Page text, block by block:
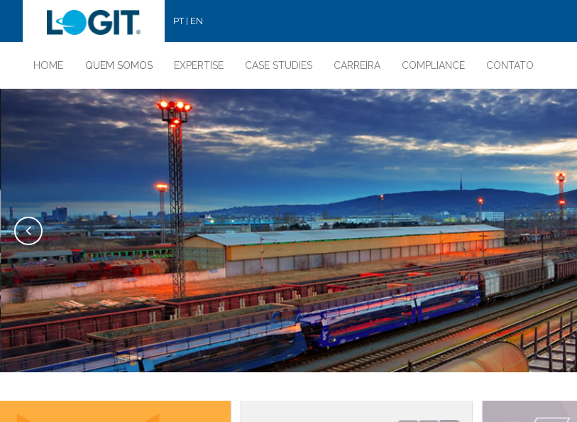
PT| EN
HOME QUEM SOMOS EXPERTISE CASE STUDIES CARREIRA COMPLIANCE CONTATO